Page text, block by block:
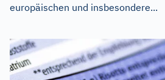
europäischen und insbesondere...